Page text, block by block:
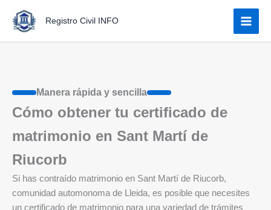
contenido
Registro Civil INFO
Manera rápida y sencilla
Cómo obtener tu certificado de
matrimonio en Sant Martí de
Riucorb
Si has contraído matrimonio en Sant Martí de Riucorb,
comunidad automonoma de Lleida, es posible que necesites
un certificado de matrimonio para una variedad de trámites